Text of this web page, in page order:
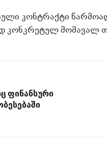
კონტრაქტი
კონკრეტულ მომავალ
ფინანსური